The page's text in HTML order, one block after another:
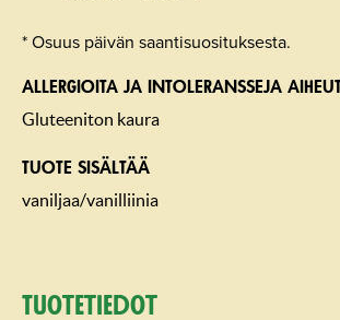
* Osuus päivän saantisuosituksesta.
ALLERGIOITA JA INTOLERANSSEJA
Gluteeniton kaura
TUOTE SISÄLTÄÄ
vaniljaa/vanilliinia
Tuotetiedot